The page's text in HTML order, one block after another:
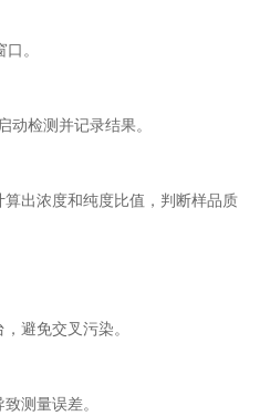
。
动检测并记录结果。
出浓度和纯度比值，判断样品质
避免交叉污染。
测量误差。